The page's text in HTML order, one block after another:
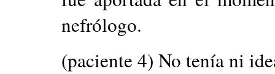
nefrólogo.
(paciente 4) No tenía ni